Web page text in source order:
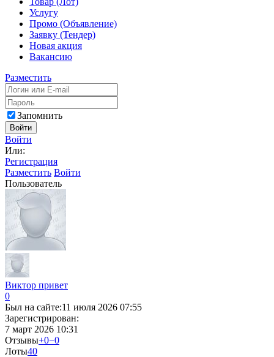
Услугу
Промо (Объявление)
Заявку (Тендер)
Новая акция
Вакансию
Разместить
Запомнить
Войти
Войти
Или:
Регистрация
Разместить Войти
Пользователь
Виктор привет
0
Был на сайте:11 июля 2026 07:55
Зарегистрирован:
7 март 2026 10:31
Отзывы+0−0
Лоты40